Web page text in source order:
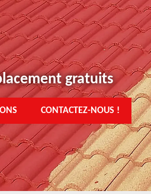
gratuits
CONTACTEZ-NOUS !